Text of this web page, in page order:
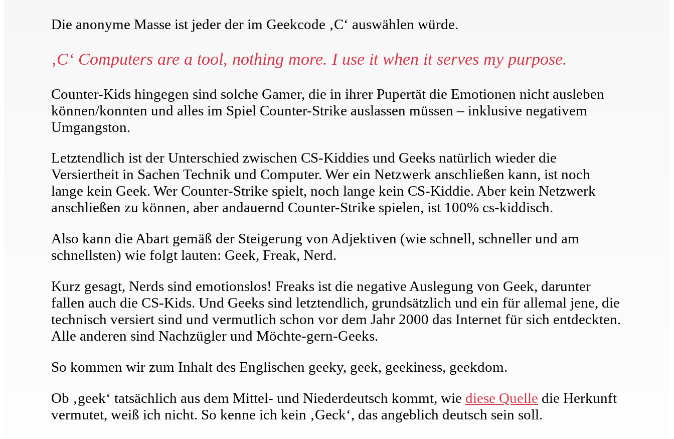
Die anonyme Masse ist jeder der im Geekcode ‚C‘ auswählen würde.
‚C‘ Computers are a tool, nothing more. I use it when it serves my purpose.
Counter-Kids hingegen sind solche Gamer, die in ihrer Pupertät die Emotionen nicht ausleben
können/konnten und alles im Spiel Counter-Strike auslassen müssen – inklusive negativem
Umgangston.
Letztendlich ist der Unterschied zwischen CS-Kiddies und Geeks natürlich wieder die
Versiertheit in Sachen Technik und Computer. Wer ein Netzwerk anschließen kann, ist noch
lange kein Geek. Wer Counter-Strike spielt, noch lange kein CS-Kiddie. Aber kein Netzwerk
anschließen zu können, aber andauernd Counter-Strike spielen, ist 100% cs-kiddisch.
Also kann die Abart gemäß der Steigerung von Adjektiven (wie schnell, schneller und am
schnellsten) wie folgt lauten: Geek, Freak, Nerd.
Kurz gesagt, Nerds sind emotionslos! Freaks ist die negative Auslegung von Geek, darunter
fallen auch die CS-Kids. Und Geeks sind letztendlich, grundsätzlich und ein für allemal jene, die
technisch versiert sind und vermutlich schon vor dem Jahr 2000 das Internet für sich entdeckten.
Alle anderen sind Nachzügler und Möchte-gern-Geeks.
So kommen wir zum Inhalt des Englischen geeky, geek, geekiness, geekdom.
Ob ‚geek‘ tatsächlich aus dem Mittel- und Niederdeutsch kommt, wie diese Quelle die Herkunft
vermutet, weiß ich nicht. So kenne ich kein ‚Geck‘, das angeblich deutsch sein soll.